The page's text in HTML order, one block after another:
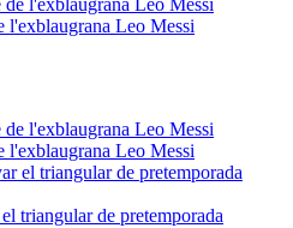
l'exblaugrana Leo Messi
l'exblaugrana Leo Messi
triangular de pretemporada